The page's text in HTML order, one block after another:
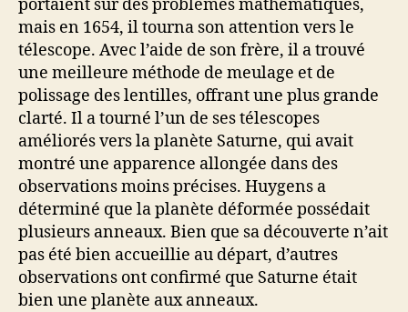
portaient sur des problèmes mathématiques,
mais en 1654, il tourna son attention vers le
télescope. Avec l’aide de son frère, il a trouvé
une meilleure méthode de meulage et de
polissage des lentilles, offrant une plus grande
clarté. Il a tourné l’un de ses télescopes
améliorés vers la planète Saturne, qui avait
montré une apparence allongée dans des
observations moins précises. Huygens a
déterminé que la planète déformée possédait
plusieurs anneaux. Bien que sa découverte n’ait
pas été bien accueillie au départ, d’autres
observations ont confirmé que Saturne était
bien une planète aux anneaux.